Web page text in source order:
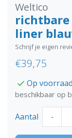
Weltico
liner
Schrijf je eigen
€39,75
Op voorraad
beschikbaar op
Aantal -